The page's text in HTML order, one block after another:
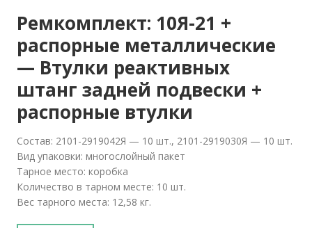
Ремкомплект: 10Я-21 +
распорные металлические
— Втулки реактивных
штанг задней подвески +
распорные втулки
Состав: 2101-2919042Я — 10 шт., 2101-2919030Я — 10 шт.
Вид упаковки: многослойный пакет
Тарное место: коробка
Количество в тарном месте: 10 шт.
Вес тарного места: 12,58 кг.